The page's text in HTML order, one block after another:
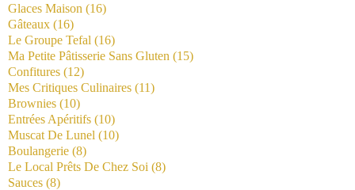
Glaces Maison (16)
Gâteaux (16)
Le Groupe Tefal (16)
Ma Petite Pâtisserie Sans Gluten (15)
Confitures (12)
Mes Critiques Culinaires (11)
Brownies (10)
Entrées Apéritifs (10)
Muscat De Lunel (10)
Boulangerie (8)
Le Local Prêts De Chez Soi (8)
Sauces (8)